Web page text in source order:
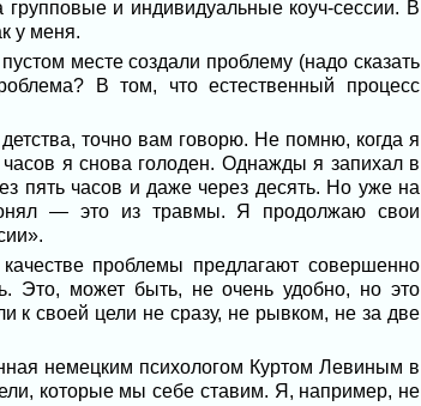
и индивидуальные коуч-сессии. В
у меня.
месте создали проблему (надо сказать
В том, что естественный процесс
точно вам говорю. Не помню, когда я
я снова голоден. Однажды я запихал в
пять часов и даже через десять. Но уже на
— это из травмы. Я продолжаю свои
проблемы предлагают совершенно
Это, может быть, не очень удобно, но это
своей цели не сразу, не рывком, не за две
немецким психологом Куртом Левиным в
которые мы себе ставим. Я, например, не